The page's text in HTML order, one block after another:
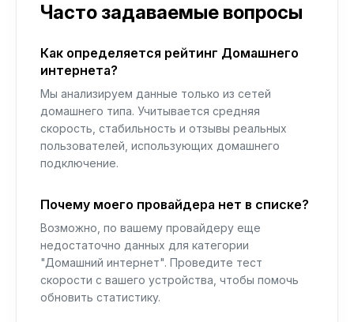
Часто задаваемые вопросы
Как определяется рейтинг Домашнего
интернета?
Мы анализируем данные только из сетей
домашнего типа. Учитывается средняя
скорость, стабильность и отзывы реальных
пользователей, использующих домашнего
подключение.
Почему моего провайдера нет в списке?
Возможно, по вашему провайдеру еще
недостаточно данных для категории
"Домашний интернет". Проведите тест
скорости с вашего устройства, чтобы помочь
обновить статистику.